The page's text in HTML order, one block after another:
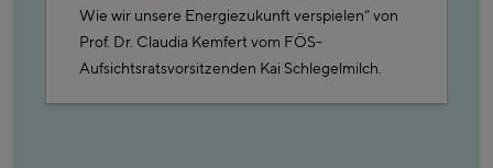
Wie wir unsere Energiezukunft verspielen“ von
Prof. Dr. Claudia Kemfert vom FÖS-
Aufsichtsratsvorsitzenden Kai Schlegelmilch.